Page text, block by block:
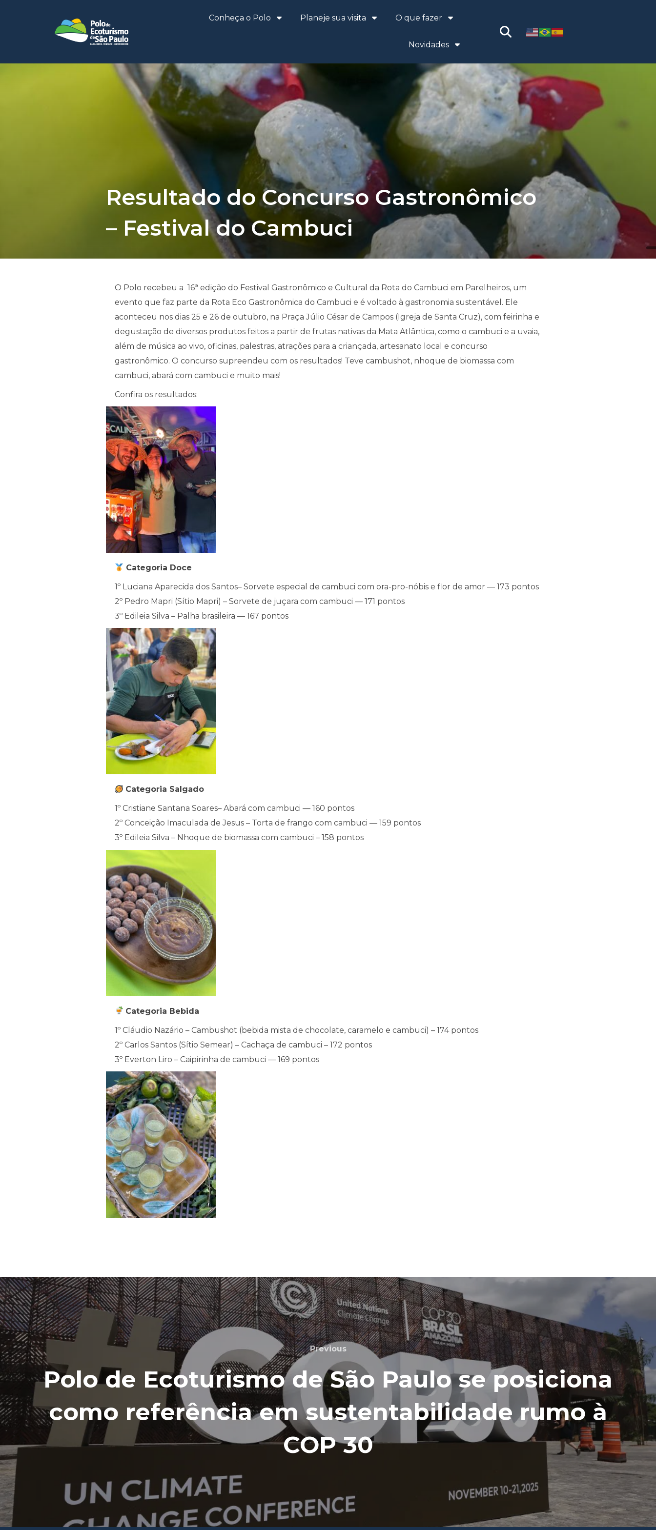
Conheça o Polo Planeje sua visita O que fazer
Novidades
Resultado do Concurso Gastronômico
– Festival do Cambuci
O Polo recebeu a 16ª edição do Festival Gastronômico e Cultural da Rota do Cambuci em Parelheiros, um
evento que faz parte da Rota Eco Gastronômica do Cambuci e é voltado à gastronomia sustentável. Ele
aconteceu nos dias 25 e 26 de outubro, na Praça Júlio César de Campos (Igreja de Santa Cruz), com feirinha e
degustação de diversos produtos feitos a partir de frutas nativas da Mata Atlântica, como o cambuci e a uvaia,
além de música ao vivo, oficinas, palestras, atrações para a criançada, artesanato local e concurso
gastronômico. O concurso supreendeu com os resultados! Teve cambushot, nhoque de biomassa com
cambuci, abará com cambuci e muito mais!
Confira os resultados:
Categoria Doce
1º Luciana Aparecida dos Santos– Sorvete especial de cambuci com ora-pro-nóbis e flor de amor — 173 pontos
2º Pedro Mapri (Sítio Mapri) – Sorvete de juçara com cambuci — 171 pontos
3º Edileia Silva – Palha brasileira — 167 pontos
Categoria Salgado
1º Cristiane Santana Soares– Abará com cambuci — 160 pontos
2º Conceição Imaculada de Jesus – Torta de frango com cambuci — 159 pontos
3º Edileia Silva – Nhoque de biomassa com cambuci – 158 pontos
Categoria Bebida
1º Cláudio Nazário – Cambushot (bebida mista de chocolate, caramelo e cambuci) – 174 pontos
2º Carlos Santos (Sítio Semear) – Cachaça de cambuci – 172 pontos
3º Everton Liro – Caipirinha de cambuci — 169 pontos
Previous
Polo de Ecoturismo de São Paulo se posiciona
como referência em sustentabilidade rumo à
COP 30